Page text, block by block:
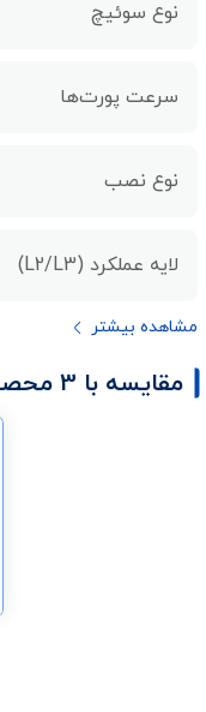
نوع سوئیچ
سرعت پورت‌ها
نوع نصب
لایه عملکرد (L2/L3)
مشاهده بیشتر
مقایسه با 3 محصول مشابه